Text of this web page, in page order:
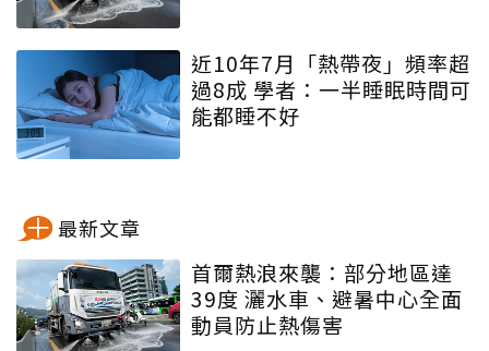
近10年7月「熱帶夜」頻率超
過8成 學者：一半睡眠時間可
能都睡不好
最新文章
首爾熱浪來襲：部分地區達
39度 灑水車、避暑中心全面
動員防止熱傷害